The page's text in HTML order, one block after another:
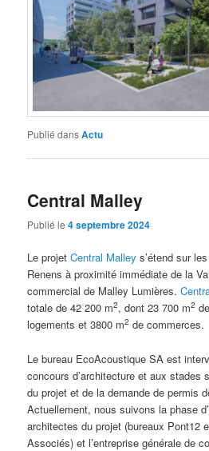
Publié dansActu
Central Malley
Publié le4 septembre 2024
Le projetCentral Malley s’étend sur
Renens à proximité immédiate de la
commercial de Malley Lumières.
totale de 42 200 m2, dont 23 700 m2
logements et 3800 m2 de commerces.
Le bureau EcoAcoustique SA est
concours d’architecture et aux stades
du projet et de la demande de permis
Actuellement, nous suivons la phase
architectes du projet (bureaux Pont12
Associés) et l’entreprise générale de